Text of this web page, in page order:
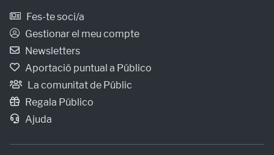
Fes-te soci/a
Gestionar el meu compte
Newsletters
Aportació puntual a Público
La comunitat de Públic
Regala Público
Ajuda